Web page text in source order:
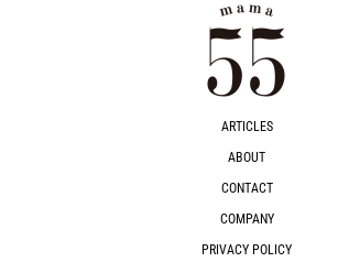
ARTICLES
ABOUT
CONTACT
COMPANY
PRIVACY POLICY